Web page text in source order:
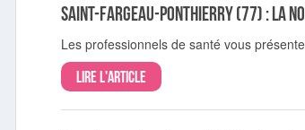
Saint-Fargeau-Ponthierry (77) : la
Les professionnels de santé vous
Lire l'article